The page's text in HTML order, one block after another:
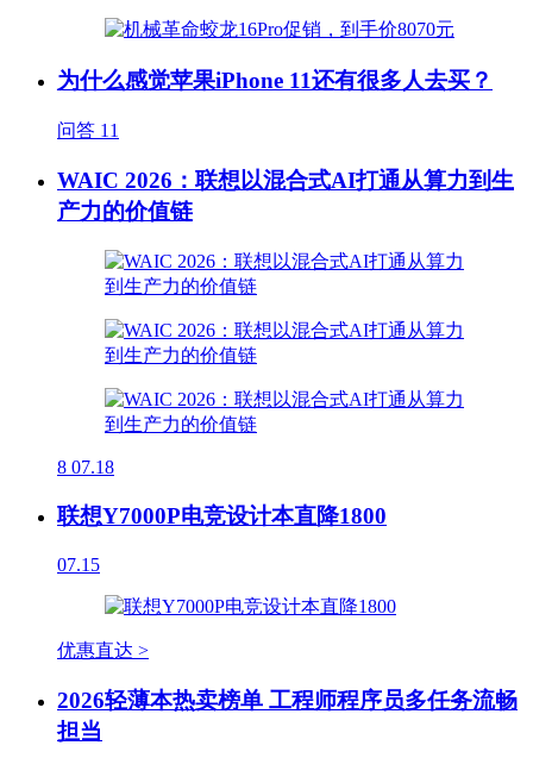
为什么感觉苹果iPhone 11还有很多人去买？
问答 11
WAIC 2026：联想以混合式AI打通从算力到生
产力的价值链
8 07.18
联想Y7000P电竞设计本直降1800
07.15
优惠直达 >
2026轻薄本热卖榜单 工程师程序员多任务流畅
担当